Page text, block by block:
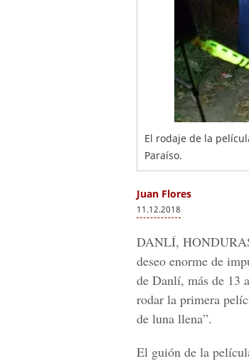
El rodaje de la
Paraíso.
Juan Flores
11.12.2018
DANLÍ,
deseo enorme de
de Danlí, más de 13
rodar la primera
de luna llena”.
El guión de la